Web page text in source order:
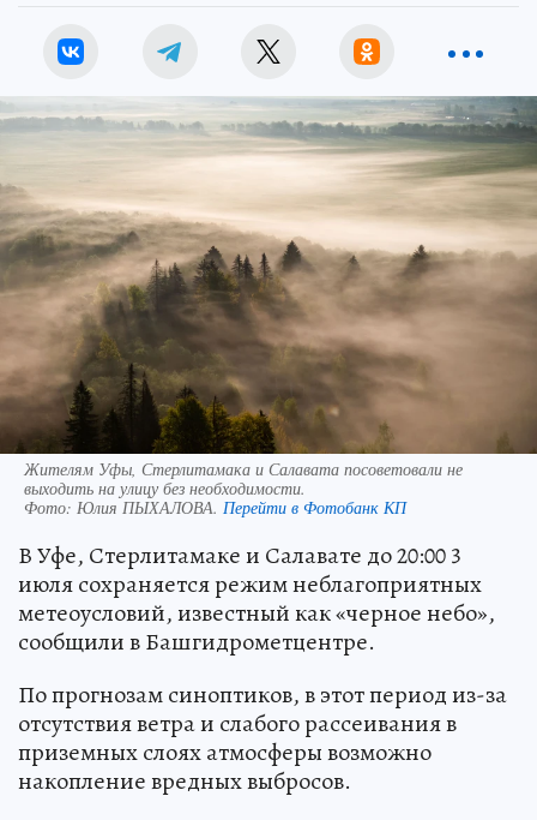
Жителям Уфы, Стерлитамака и Салавата посоветовали не
выходить на улицу без необходимости.
Фото: Юлия ПЫХАЛОВА. Перейти в Фотобанк КП
В Уфе, Стерлитамаке и Салавате до 20:00 3
июля сохраняется режим неблагоприятных
метеоусловий, известный как «черное небо»,
сообщили в Башгидрометцентре.
По прогнозам синоптиков, в этот период из-за
отсутствия ветра и слабого рассеивания в
приземных слоях атмосферы возможно
накопление вредных выбросов.